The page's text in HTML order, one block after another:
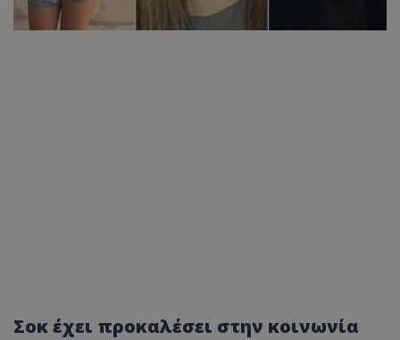
Σοκ έχει προκαλέσει στην κοινωνία